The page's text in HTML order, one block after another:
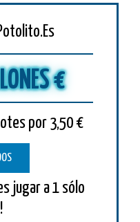
€
por 3,50 €
jugar a 1 sólo